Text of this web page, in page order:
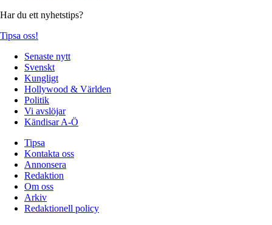
Har du ett nyhetstips?
Tipsa oss!
Senaste nytt
Svenskt
Kungligt
Hollywood & Världen
Politik
Vi avslöjar
Kändisar A-Ö
Tipsa
Kontakta oss
Annonsera
Redaktion
Om oss
Arkiv
Redaktionell policy